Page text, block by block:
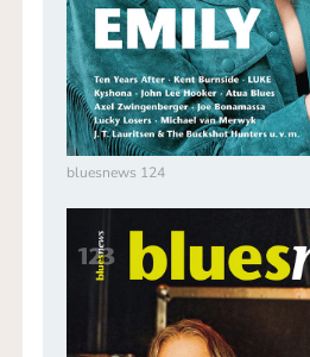
bluesnews 124